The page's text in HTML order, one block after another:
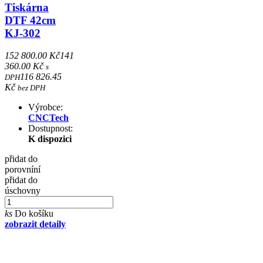
Tiskárna
DTF 42cm
KJ-302
152 800.00 Kč141
360.00 Kč s
DPH116 826.45
Kč bez DPH
Výrobce:
CNCTech
Dostupnost:
K dispozici
přidat do
porovníní
přidat do
úschovny
ks Do košíku
zobrazit detaily